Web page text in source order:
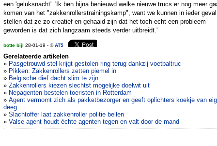
een 'geluksnacht'. 'Ik ben bijna benieuwd welke nieuwe trucs er nog meer
komen van het "zakkenrollerstrainingskamp", want we kunnen in ieder geval
stellen dat ze zo creatief en gehaaid zijn dat het toch echt een probleem
geworden is dat zich langzaam steeds verder uitbreidt.'
botte bijl 28-01-19 - ©AT5
Gerelateerde artikelen
» Pasgetrouwd stel krijgt gestolen ring terug dankzij voetbaltruc
» Pikken: Zakkenrollers zetten piemel in
» Belgische dief dacht slim te zijn
» Zakkenrollers kiezen slechtst mogelijke doelwit uit
» Nepagenten bestelen toeristen in Rotterdam
» Agent vermomt zich als pakketbezorger en geeft oplichters koekje van
deeg
» Slachtoffer laat zakkenroller politie bellen
» Valse agent houdt échte agenten tegen en valt door de mand